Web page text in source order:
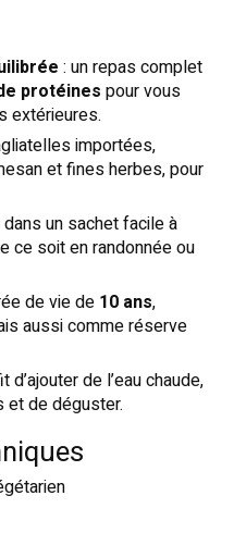
: un repas complet
protéines pour vous
extérieures.
importées,
et fines herbes, pour
un sachet facile à
ce soit en randonnée ou
de vie de 10 ans,
aussi comme réserve
d’ajouter de l’eau chaude,
et de déguster.